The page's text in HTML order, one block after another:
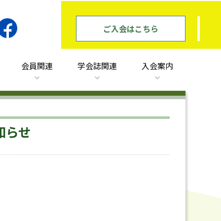
ご入会はこちら
会員関連 学会誌関連 入会案内
らせ